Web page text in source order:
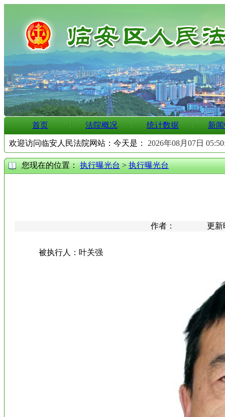
首页 法院概况 统计数据 新
欢迎访问临安人民法院网站：今天是： 2026年08月07日
您现在的位置：执行曝光台>执行曝光台
作者： 更新时间
被执行人：叶关强